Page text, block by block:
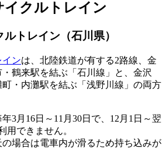
イクルトレイン
トレイン（石川県）
ンは、北陸鉄道が有する2路線、金
鶴来駅を結ぶ「石川線」と、金沢
・内灘駅を結ぶ「浅野川線」の両方
3月16日～11月30日で、12月1日～翌
用できません。
場合は電車内が滑るため持ち込みが